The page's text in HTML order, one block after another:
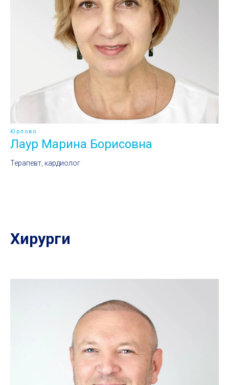
Юрлово
Лаур Марина Борисовна
Терапевт, кардиолог
Хирурги